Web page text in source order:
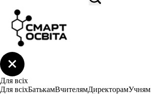
Для всіх
Для всіхБатькамВчителямДиректорамУчням